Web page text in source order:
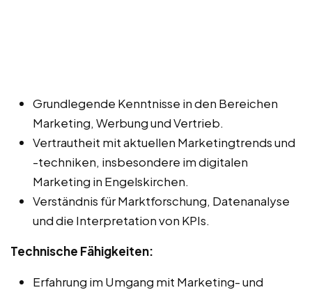
Grundlegende Kenntnisse in den Bereichen
Marketing, Werbung und Vertrieb.
Vertrautheit mit aktuellen Marketingtrends und
-techniken, insbesondere im digitalen
Marketing in Engelskirchen.
Verständnis für Marktforschung, Datenanalyse
und die Interpretation von KPIs.
Technische Fähigkeiten:
Erfahrung im Umgang mit Marketing- und